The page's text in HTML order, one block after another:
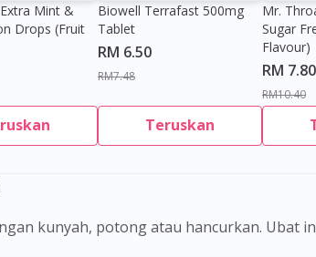
Mint &
Drops (Fruit
Biowell Terrafast 500mg
Tablet
RM 6.50
RM7.48
Teruskan
Mr.
Sugar
Flavour)
RM 7.80
RM10.40
kunyah, potong atau hancurkan. Ubat